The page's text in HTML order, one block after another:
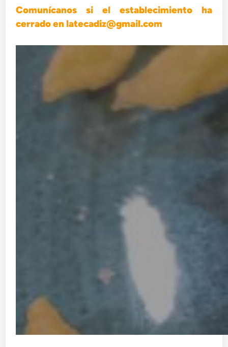
Comunícanos si el establecimiento ha
cerrado en latecadiz@gmail.com